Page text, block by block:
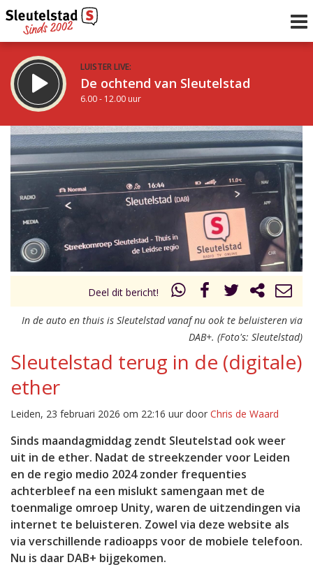
LUISTER LIVE:
De ochtend van Sleutelstad
6.00 - 12.00 uur
STRAKS:
De middag van Sleutelstad
12.00 - 17.00 uur
Vorig uur
uur 1 van 0 Volgend uur
Deel dit bericht!
In de auto en thuis is Sleutelstad vanaf nu ook te beluisteren via
DAB+. (Foto's: Sleutelstad)
Sleutelstad terug in de (digitale)
ether
Leiden, 23 februari 2026 om 22:16 uur door Chris de Waard
Sinds maandagmiddag zendt Sleutelstad ook weer
uit in de ether. Nadat de streekzender voor Leiden
en de regio medio 2024 zonder frequenties
achterbleef na een mislukt samengaan met de
toenmalige omroep Unity, waren de uitzendingen via
internet te beluisteren. Zowel via deze website als
via verschillende radioapps voor de mobiele telefoon.
Nu is daar DAB+ bijgekomen.